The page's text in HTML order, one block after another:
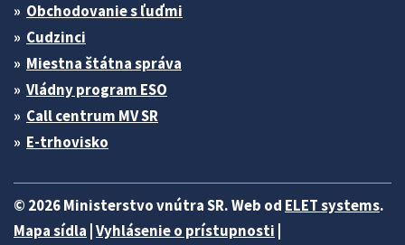
Obchodovanie s ľuďmi
Cudzinci
Miestna štátna správa
Vládny program ESO
Call centrum MV SR
E-trhovisko
© 2026 Ministerstvo vnútra SR. Web od ELET systems.
Mapa sídla Vyhlásenie o prístupnosti